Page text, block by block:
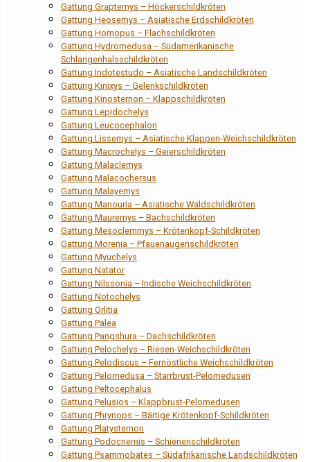
Gattung Graptemys – Höckerschildkröten
Gattung Heosemys – Asiatische Erdschildkröten
Gattung Homopus – Flachschildkröten
Gattung Hydromedusa – Südamerikanische
Schlangenhalsschildkröten
Gattung Indotestudo – Asiatische Landschildkröten
Gattung Kinixys – Gelenkschildkröten
Gattung Kinosternon – Klappschildkröten
Gattung Lepidochelys
Gattung Leucocephalon
Gattung Lissemys – Asiatische Klappen-Weichschildkröten
Gattung Macrochelys – Geierschildkröten
Gattung Malaclemys
Gattung Malacochersus
Gattung Malayemys
Gattung Manouria – Asiatische Waldschildkröten
Gattung Mauremys – Bachschildkröten
Gattung Mesoclemmys – Krötenkopf-Schildkröten
Gattung Morenia – Pfauenaugenschildkröten
Gattung Myuchelys
Gattung Natator
Gattung Nilssonia – Indische Weichschildkröten
Gattung Notochelys
Gattung Orlitia
Gattung Palea
Gattung Pangshura – Dachschildkröten
Gattung Pelochelys – Riesen-Weichschildkröten
Gattung Pelodiscus – Fernöstliche Weichschildkröten
Gattung Pelomedusa – Starrbrust-Pelomedusen
Gattung Peltocephalus
Gattung Pelusios – Klappbrust-Pelomedusen
Gattung Phrynops – Bärtige Krötenkopf-Schildkröten
Gattung Platysternon
Gattung Podocnemis – Schienenschildkröten
Gattung Psammobates – Südafrikanische Landschildkröten